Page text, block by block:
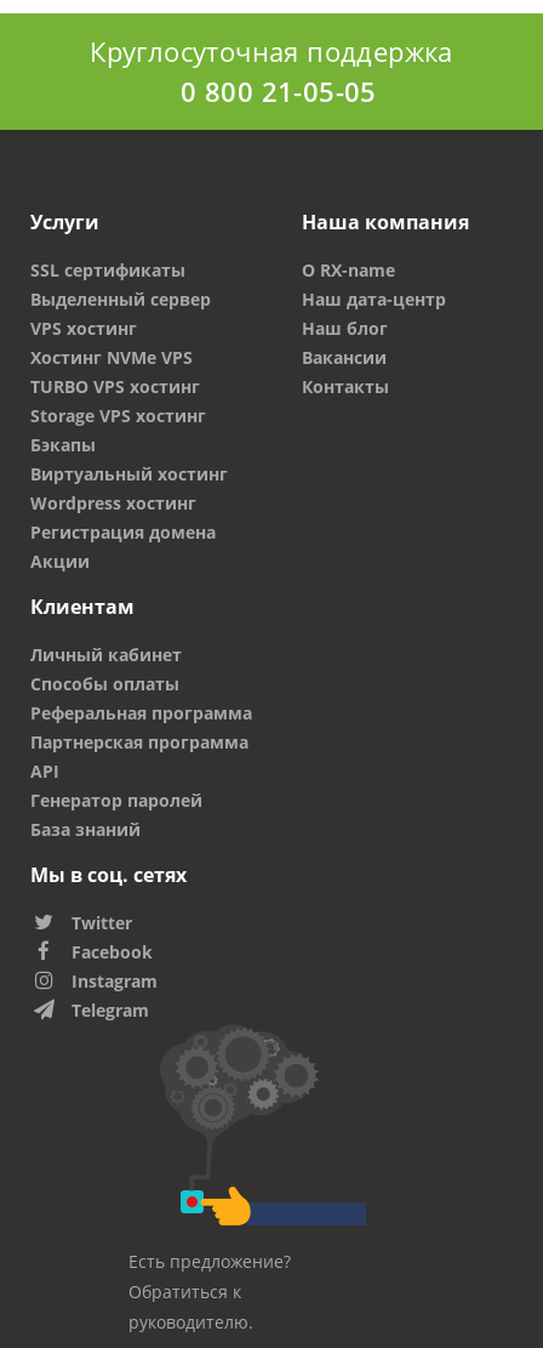
Круглосуточная поддержка
0 800 21-05-05
Услуги
SSL сертификаты
Выделенный сервер
VPS хостинг
Хостинг NVMe VPS
TURBO VPS хостинг
Storage VPS хостинг
Бэкапы
Виртуальный хостинг
Wordpress хостинг
Регистрация домена
Акции
Наша компания
О RX-name
Наш дата-центр
Наш блог
Вакансии
Контакты
Клиентам
Личный кабинет
Способы оплаты
Реферальная программа
Партнерская программа
API
Генератор паролей
База знаний
Мы в соц. сетях
Twitter
Facebook
Instagram
Telegram
Есть предложение?
Обратиться к
руководителю.